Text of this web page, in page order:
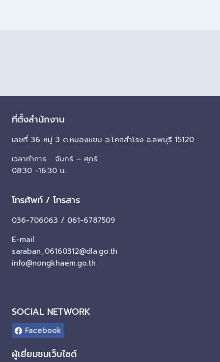
ที่ตั้งสำนักงาน
เลขที่ 36 หมู่ 3 ต.หนองแขม อ.โคกสำโรง จ.ลพบุรี 15120
เวลาทำการ จันทร์ – ศุกร์
08:30 -16:30 น.
โทรศัพท์ / โทรสาร
036-706063 / 061-6787509
E-mail
saraban_06160312@dla.go.th
info@nongkhaem.go.th
SOCIAL NETWORK
Facebook
ผู้เยี่ยมชมเว็บไซต์